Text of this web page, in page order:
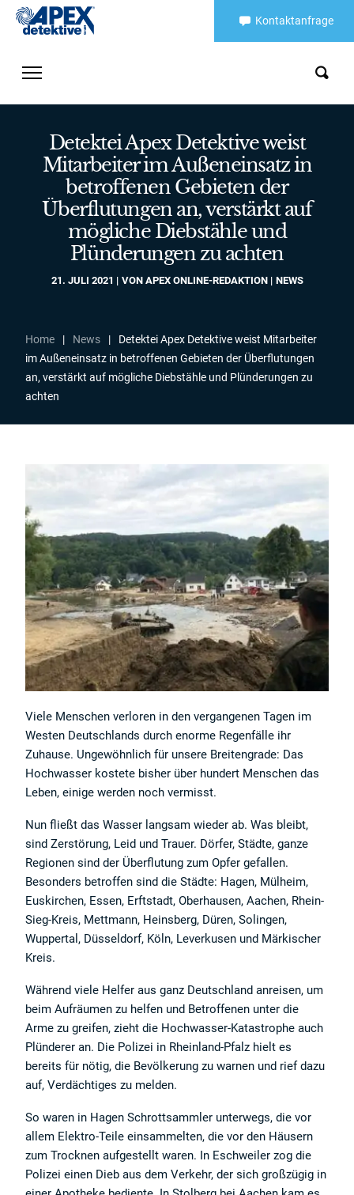
Kontaktanfrage
Detektei Apex Detektive weist
Mitarbeiter im Außeneinsatz in
betroffenen Gebieten der
Überflutungen an, verstärkt auf
mögliche Diebstähle und
Plünderungen zu achten
21. JULI 2021 VON APEX ONLINE-REDAKTION NEWS
Home | News |
Detektei Apex Detektive weist Mitarbeiter
im Außeneinsatz in betroffenen Gebieten der Überflutungen
an, verstärkt auf mögliche Diebstähle und Plünderungen zu
achten
Viele Menschen verloren in den vergangenen Tagen im
Westen Deutschlands durch enorme Regenfälle ihr
Zuhause. Ungewöhnlich für unsere Breitengrade: Das
Hochwasser kostete bisher über hundert Menschen das
Leben, einige werden noch vermisst.
Nun fließt das Wasser langsam wieder ab. Was bleibt,
sind Zerstörung, Leid und Trauer. Dörfer, Städte, ganze
Regionen sind der Überflutung zum Opfer gefallen.
Besonders betroffen sind die Städte: Hagen, Mülheim,
Euskirchen, Essen, Erftstadt, Oberhausen, Aachen, Rhein-
Sieg-Kreis, Mettmann, Heinsberg, Düren, Solingen,
Wuppertal, Düsseldorf, Köln, Leverkusen und Märkischer
Kreis.
Während viele Helfer aus ganz Deutschland anreisen, um
beim Aufräumen zu helfen und Betroffenen unter die
Arme zu greifen, zieht die Hochwasser-Katastrophe auch
Plünderer an. Die Polizei in Rheinland-Pfalz hielt es
bereits für nötig, die Bevölkerung zu warnen und rief dazu
auf, Verdächtiges zu melden.
So waren in Hagen Schrottsammler unterwegs, die vor
allem Elektro-Teile einsammelten, die vor den Häusern
zum Trocknen aufgestellt waren. In Eschweiler zog die
Polizei einen Dieb aus dem Verkehr, der sich großzügig in